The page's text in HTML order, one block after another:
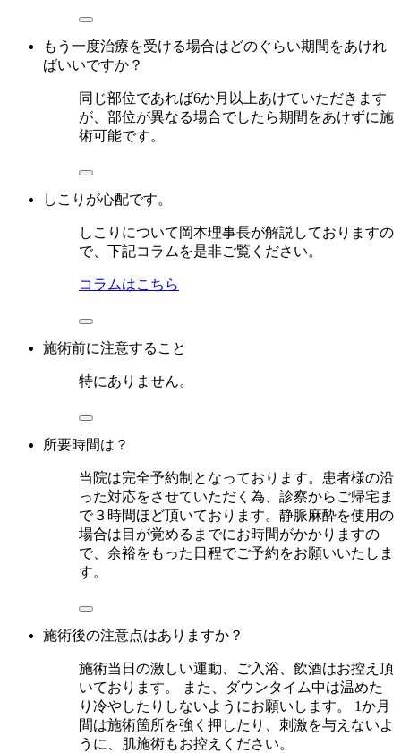
もう一度治療を受ける場合はどのぐらい期間をあけれ
ばいいですか？
同じ部位であれば6か月以上あけていただきます
が、部位が異なる場合でしたら期間をあけずに施
術可能です。
しこりが心配です。
しこりについて岡本理事長が解説しておりますの
で、下記コラムを是非ご覧ください。
コラムはこちら
施術前に注意すること
特にありません。
所要時間は？
当院は完全予約制となっております。患者様の沿
った対応をさせていただく為、診察からご帰宅ま
で３時間ほど頂いております。静脈麻酔を使用の
場合は目が覚めるまでにお時間がかかりますの
で、余裕をもった日程でご予約をお願いいたしま
す。
施術後の注意点はありますか？
施術当日の激しい運動、ご入浴、飲酒はお控え頂
いております。 また、ダウンタイム中は温めた
り冷やしたりしないようにお願いします。 1か月
間は施術箇所を強く押したり、刺激を与えないよ
うに、肌施術もお控えください。